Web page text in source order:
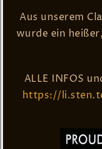
Aus unserem
wurde ein
ALLE INFOS
https://